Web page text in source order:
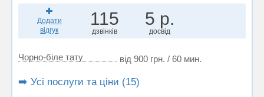
Додати
відгук
115
дзвінків
5 р.
досвід
Чорно-біле тату від 900 грн. / 60 мин.
➡️ Усі послуги та ціни (15)